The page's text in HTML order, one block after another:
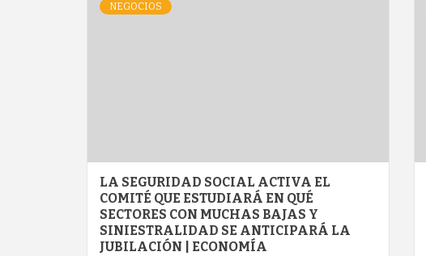
NEGOCIOS
LA SEGURIDAD SOCIAL ACTIVA EL
COMITÉ QUE ESTUDIARÁ EN QUÉ
SECTORES CON MUCHAS BAJAS Y
SINIESTRALIDAD SE ANTICIPARÁ LA
JUBILACIÓN | ECONOMÍA